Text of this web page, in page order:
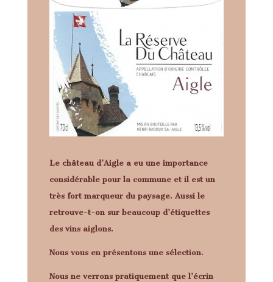
Le château d’Aigle a eu une importance
considérable pour la commune et il est un
très fort marqueur du paysage. Aussi le
retrouve-t-on sur beaucoup d’étiquettes
des vins aiglons.
Nous vous en présentons une sélection.
Nous ne verrons pratiquement que l’écrin